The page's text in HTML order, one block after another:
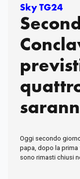
Sky TG24
Oggi secondo
papa, dopo la prima
sono rimasti chiusi